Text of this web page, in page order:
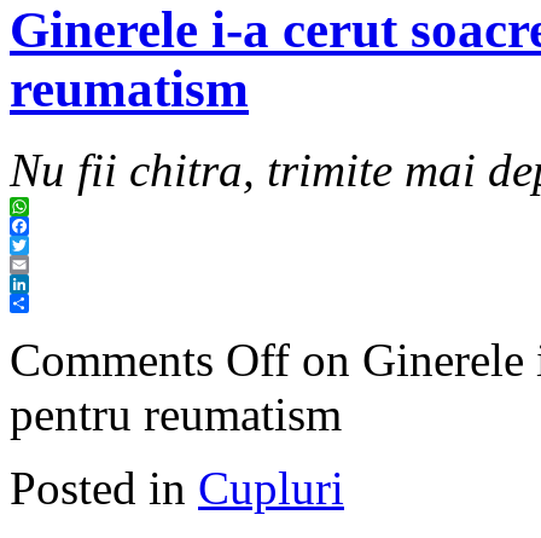
Ginerele i-a cerut
reumatism
Nu fii chitra, trimite mai
WhatsApp
Facebook
Twitter
Email
LinkedIn
Comments Off on Ginerele
pentru reumatism
Posted in Cupluri